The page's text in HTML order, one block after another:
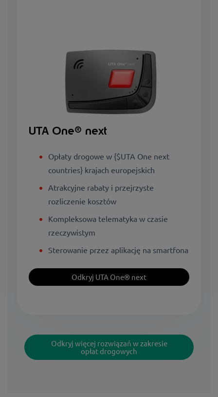
UTA One® next
Opłaty drogowe w {$UTA One next
countries} krajach europejskich
Atrakcyjne rabaty i przejrzyste
rozliczenie kosztów
Kompleksowa telematyka w czasie
rzeczywistym
Sterowanie przez aplikację na smartfona
Odkryj UTA One® next
Odkryj więcej rozwiązań w zakresie
opłat drogowych